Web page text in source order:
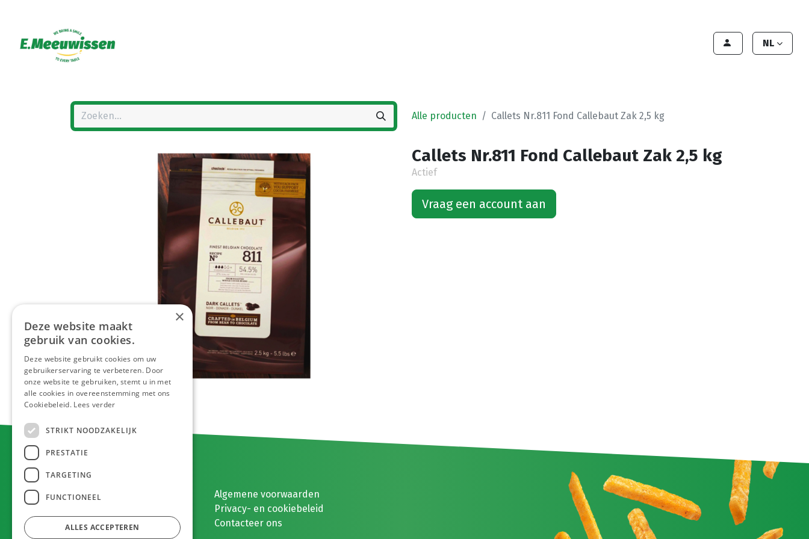
NL
Alle producten Callets Nr.811 Fond Callebaut Zak 2,5 kg
Callets Nr.811 Fond Callebaut Zak 2,5 kg
Actief
Vraag een account aan
E. MEEUWISSEN BV
Gaston Eyskenslaan 2
3900 Pelt, België
Algemene voorwaarden
Privacy- en cookiebeleid
Contacteer ons
×
Deze website maakt
gebruik van cookies.
Deze website gebruikt cookies om uw
gebruikerservaring te verbeteren. Door
onze website te gebruiken, stemt u in met
alle cookies in overeenstemming met ons
Cookiebeleid. Lees verder
STRIKT NOODZAKELIJK
PRESTATIE
TARGETING
FUNCTIONEEL
ALLES ACCEPTEREN